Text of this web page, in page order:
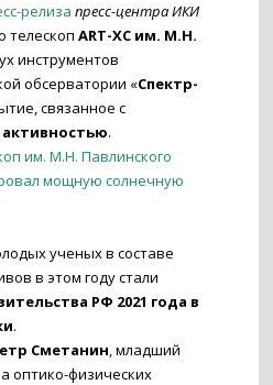
релиза пресс-центра ИКИ
телескопART-XC им. М.Н.
инструментов
обсерватории «Спектр-
связанное с
.
им. М.Н. Павлинского
мощную солнечную
ученых в составе
в этом году стали
РФ 2021 года в
.
Сметанин, младший
оптико-физических